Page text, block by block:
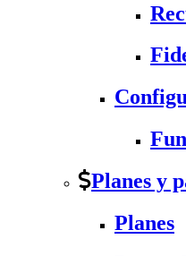
Planes y
Planes